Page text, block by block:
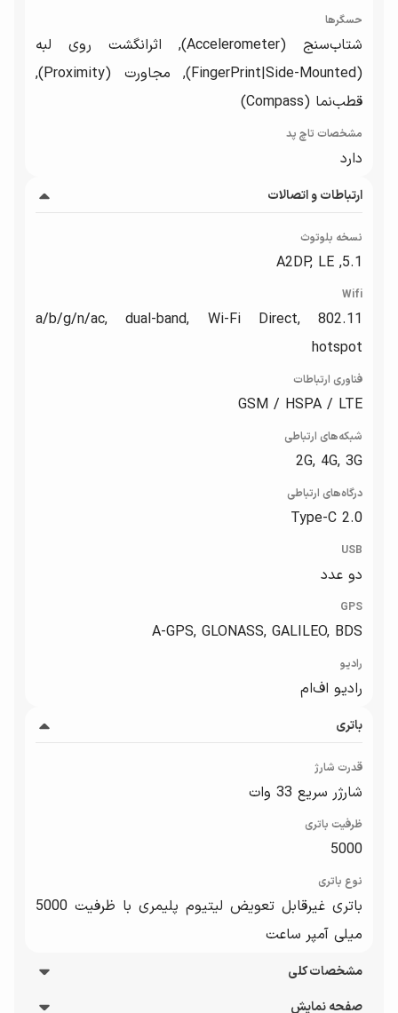
حسگرها
شتاب‌سنج (Accelerometer), اثرانگشت روی لبه
(FingerPrint|Side-Mounted), مجاورت (Proximity),
قطب‌نما (Compass)
مشخصات تاچ پد
دارد
ارتباطات و اتصالات
نسخه بلوتوث
5.1, A2DP, LE
Wifi
802.11 a/b/g/n/ac, dual-band, Wi-Fi Direct,
hotspot
فناوری ارتباطات
GSM / HSPA / LTE
شبکه‌های ارتباطی
2G, 4G, 3G
درگاه‌های ارتباطی
Type-C 2.0
USB
دو عدد
GPS
A-GPS, GLONASS, GALILEO, BDS
رادیو
رادیو اف‌ام
باتری
قدرت شارژ
شارژر سریع 33 وات
ظرفیت باتری
5000
نوع باتری
باتری غیرقابل تعویض لیتیوم پلیمری با ظرفیت 5000
میلی آمپر ساعت
مشخصات کلی
صفحه نمایش